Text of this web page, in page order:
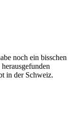
noch ein bisschen
in der Schweiz.